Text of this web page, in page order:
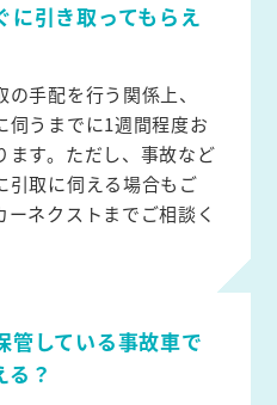
に引き取ってもらえ
手配を行う関係上、
伺うまでに1週間程度お
ます。ただし、事故など
引取に伺える場合もご
ーネクストまでご相談く
管している事故車で
る？